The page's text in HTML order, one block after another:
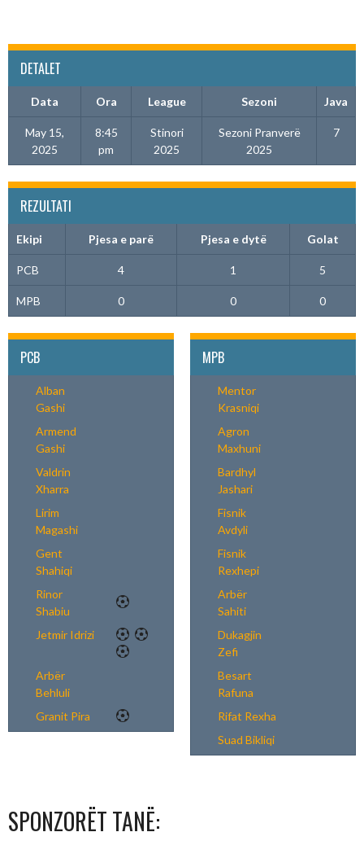
DETALET
Data Ora League Sezoni Java
May 15,
2025
8:45
pm
Stinori
2025
Sezoni Pranverë
2025
7
REZULTATI
Ekipi Pjesa e parë Pjesa e dytë Golat
PCB 4 1 5
MPB 0 0 0
PCB
Alban
Gashi
Armend
Gashi
Valdrin
Xharra
Lirim
Magashi
Gent
Shahiqi
Rinor
Shabiu
Jetmir Idrizi
Arbër
Behluli
Granit Pira
MPB
Mentor
Krasniqi
Agron
Maxhuni
Bardhyl
Jashari
Fisnik
Avdyli
Fisnik
Rexhepi
Arbër
Sahiti
Dukagjin
Zefi
Besart
Rafuna
Rifat Rexha
Suad Bikliqi
SPONZORËT TANË: